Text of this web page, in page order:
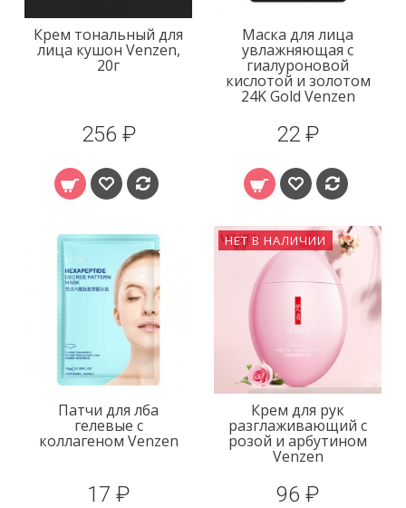
Крем тональный для
лица кушон Venzen,
20г
256 ₽
Маска для лица
увлажняющая с
гиалуроновой
кислотой и золотом
24K Gold Venzen
22 ₽
Патчи для лба
гелевые с
коллагеном Venzen
17 ₽
НЕТ В НАЛИЧИИ
Крем для рук
разглаживающий с
розой и арбутином
Venzen
96 ₽